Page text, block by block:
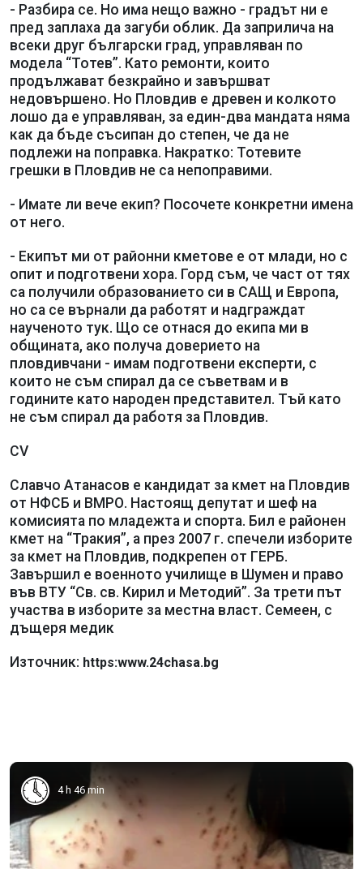
- Разбира се. Но има нещо важно - градът ни е
пред заплаха да загуби облик. Да заприлича на
всеки друг български град, управляван по
модела “Тотев”. Като ремонти, които
продължават безкрайно и завършват
недовършено. Но Пловдив е древен и колкото
лошо да е управляван, за един-два мандата няма
как да бъде съсипан до степен, че да не
подлежи на поправка. Накратко: Тотевите
грешки в Пловдив не са непоправими.
- Имате ли вече екип? Посочете конкретни имена
от него.
- Екипът ми от районни кметове е от млади, но с
опит и подготвени хора. Горд съм, че част от тях
са получили образованието си в САЩ и Европа,
но са се върнали да работят и надграждат
наученото тук. Що се отнася до екипа ми в
общината, ако получа доверието на
пловдивчани - имам подготвени експерти, с
които не съм спирал да се съветвам и в
годините като народен представител. Тъй като
не съм спирал да работя за Пловдив.
CV
Славчо Атанасов е кандидат за кмет на Пловдив
от НФСБ и ВМРО. Настоящ депутат и шеф на
комисията по младежта и спорта. Бил е районен
кмет на “Тракия”, а през 2007 г. спечели изборите
за кмет на Пловдив, подкрепен от ГЕРБ.
Завършил е военното училище в Шумен и право
във ВТУ “Св. св. Кирил и Методий”. За трети път
участва в изборите за местна власт. Семеен, с
дъщеря медик
Източник: https:www.24chasa.bg
4 h 46 min